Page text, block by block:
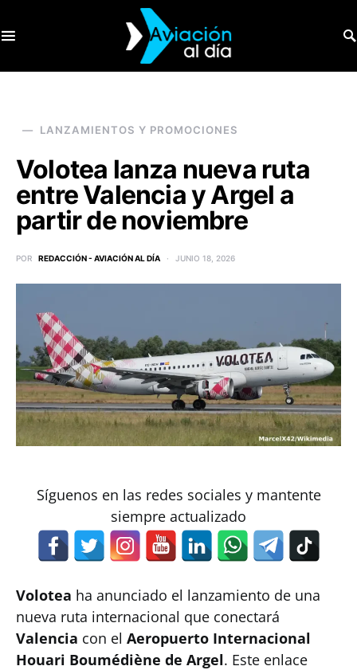
LANZAMIENTOS Y PROMOCIONES
Volotea lanza nueva ruta
entre Valencia y Argel a
partir de noviembre
POR REDACCIÓN - AVIACIÓN AL DÍA JUNIO 18, 2026
Síguenos en las redes sociales y mantente
siempre actualizado
Volotea ha anunciado el lanzamiento de una
nueva ruta internacional que conectará
Valencia con el Aeropuerto Internacional
Houari Boumédiène de Argel. Este enlace